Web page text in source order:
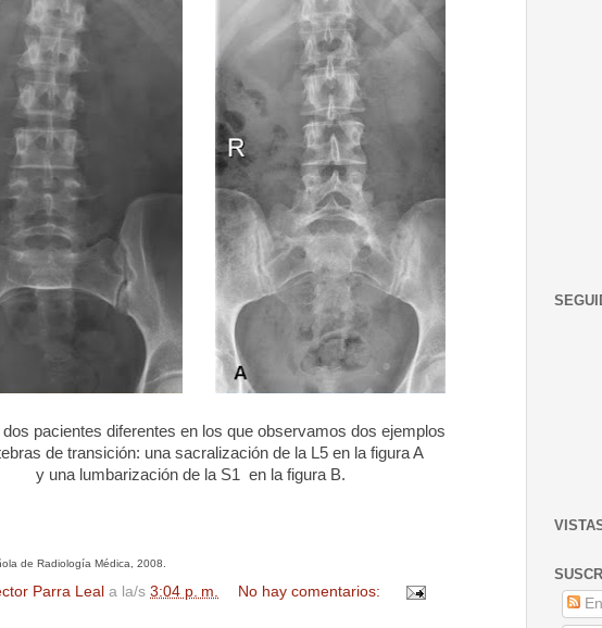
dos pacientes diferentes en los que observamos dos ejemplos
de transición: una sacralización de la L5 en la figura A
y una lumbarización de la S1 en la figura B.
de Radiología Médica, 2008.
Parra Leal a la/s 3:04 p. m. No hay comentarios: